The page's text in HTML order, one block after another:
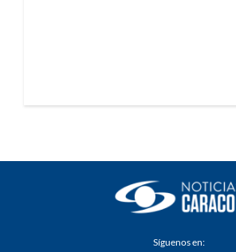
Síguenos en: